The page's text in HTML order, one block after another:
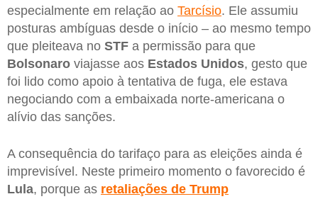
especialmente em relação ao Tarcísio. Ele assumiu
posturas ambíguas desde o início – ao mesmo tempo
que pleiteava no STF a permissão para que
Bolsonaro viajasse aos Estados Unidos, gesto que
foi lido como apoio à tentativa de fuga, ele estava
negociando com a embaixada norte-americana o
alívio das sanções.
A consequência do tarifaço para as eleições ainda é
imprevisível. Neste primeiro momento o favorecido é
Lula, porque as retaliações de Trump